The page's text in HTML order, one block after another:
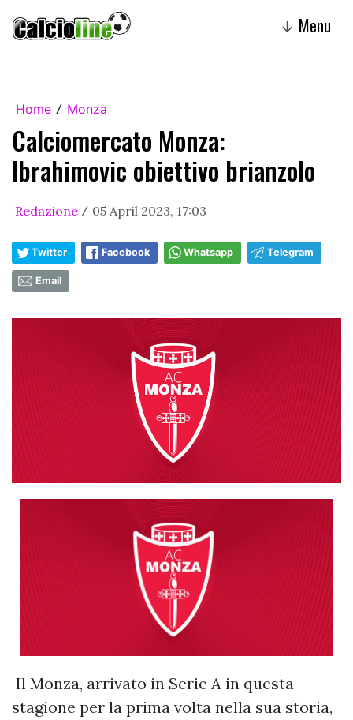
↓ Menu
Home / Monza
Calciomercato Monza:
Ibrahimovic obiettivo brianzolo
Redazione / 05 April 2023, 17:03
Twitter Facebook Whatsapp Telegram
Email
Il Monza, arrivato in Serie A in questa
stagione per la prima volta nella sua storia,